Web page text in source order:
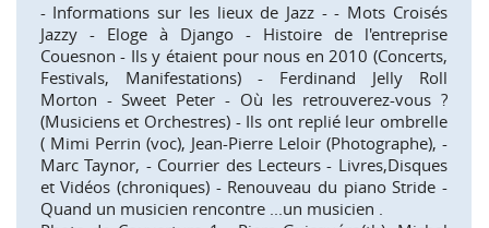
- Informations sur les lieux de Jazz - - Mots Croisés
Jazzy - Eloge à Django - Histoire de l'entreprise
Couesnon - Ils y étaient pour nous en 2010 (Concerts,
Festivals, Manifestations) - Ferdinand Jelly Roll
Morton - Sweet Peter - Où les retrouverez-vous ?
(Musiciens et Orchestres) - Ils ont replié leur ombrelle
( Mimi Perrin (voc), Jean-Pierre Leloir (Photographe), -
Marc Taynor, - Courrier des Lecteurs - Livres,Disques
et Vidéos (chroniques) - Renouveau du piano Stride -
Quand un musicien rencontre ...un musicien .